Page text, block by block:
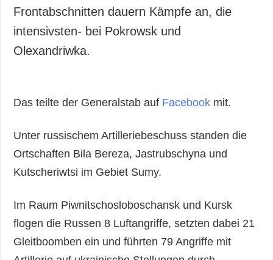
Frontabschnitten dauern Kämpfe an, die
intensivsten- bei Pokrowsk und
Olexandriwka.
Das teilte der Generalstab auf Facebook mit.
Unter russischem Artilleriebeschuss standen die
Ortschaften Bila Bereza, Jastrubschyna und
Kutscheriwtsi im Gebiet Sumy.
Im Raum Piwnitschosloboschansk und Kursk
flogen die Russen 8 Luftangriffe, setzten dabei 21
Gleitboomben ein und führten 79 Angriffe mit